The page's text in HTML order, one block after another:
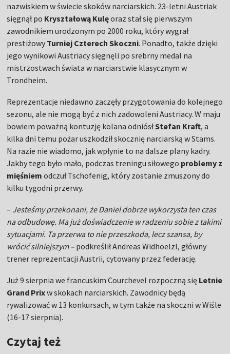
nazwiskiem w świecie skoków narciarskich. 23-letni Austriak
sięgnął po Kryształową Kulęoraz stał się pierwszym
zawodnikiem urodzonym po 2000 roku, który wygrał
prestiżowy Turniej Czterech Skoczni. Ponadto, także dzięki
jego wynikowi Austriacy sięgnęli po srebrny medal na
mistrzostwach świata w narciarstwie klasycznym w
Trondheim.
Reprezentacje niedawno zaczęły przygotowania do kolejnego
sezonu, ale nie mogą być z nich zadowoleni Austriacy. W maju
bowiem poważną kontuzję kolana odniósłStefan Kraft, a
kilka dni temu pożar uszkodził skocznię narciarską w Stams.
Na razie nie wiadomo, jak wpłynie to na dalsze plany kadry.
Jakby tego było mało, podczas treningu siłowego problemy z
mięśniem odczuł Tschofenig, który zostanie zmuszony do
kilku tygodni przerwy.
– Jesteśmy przekonani, że Daniel dobrze wykorzysta ten czas
na odbudowę. Ma już doświadczenie w radzeniu sobie z takimi
sytuacjami. Ta przerwa to nie przeszkoda, lecz szansa, by
wrócić silniejszym – podkreślił Andreas Widhoelzl, główny
trener reprezentacji Austrii, cytowany przez federację.
Już 9 sierpnia we francuskim Courchevel rozpoczną się Letnie
Grand Prixw skokach narciarskich. Zawodnicy będą
rywalizować w 13 konkursach, w tym także na skoczni w Wiśle
(16-17 sierpnia).
Czytaj też